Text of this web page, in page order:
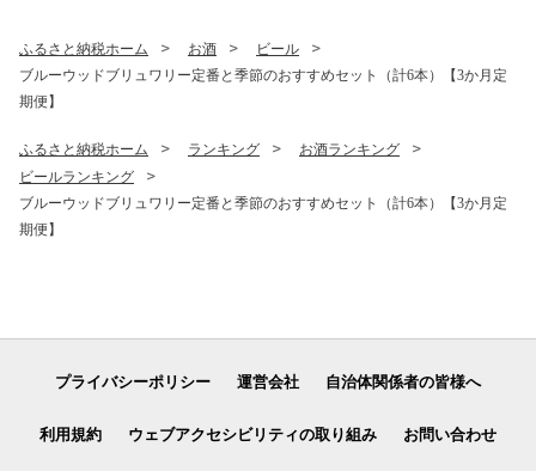
ふるさと納税ホーム お酒
ビール
ブルーウッドブリュワリー定番と季節のおすすめセット（計6本）【3か月定
期便】
ふるさと納税ホーム ランキング
お酒ランキング
ビールランキング
ブルーウッドブリュワリー定番と季節のおすすめセット（計6本）【3か月定
期便】
プライバシーポリシー 運営会社 自治体関係者の皆様へ
利用規約 ウェブアクセシビリティの取り組み お問い合わせ